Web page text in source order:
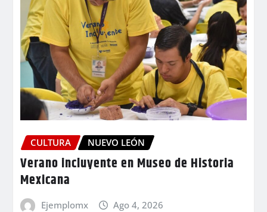
CULTURA NUEVO LEÓN
Verano incluyente en Museo de Historia
Mexicana
Ejemplomx Ago 4, 2026